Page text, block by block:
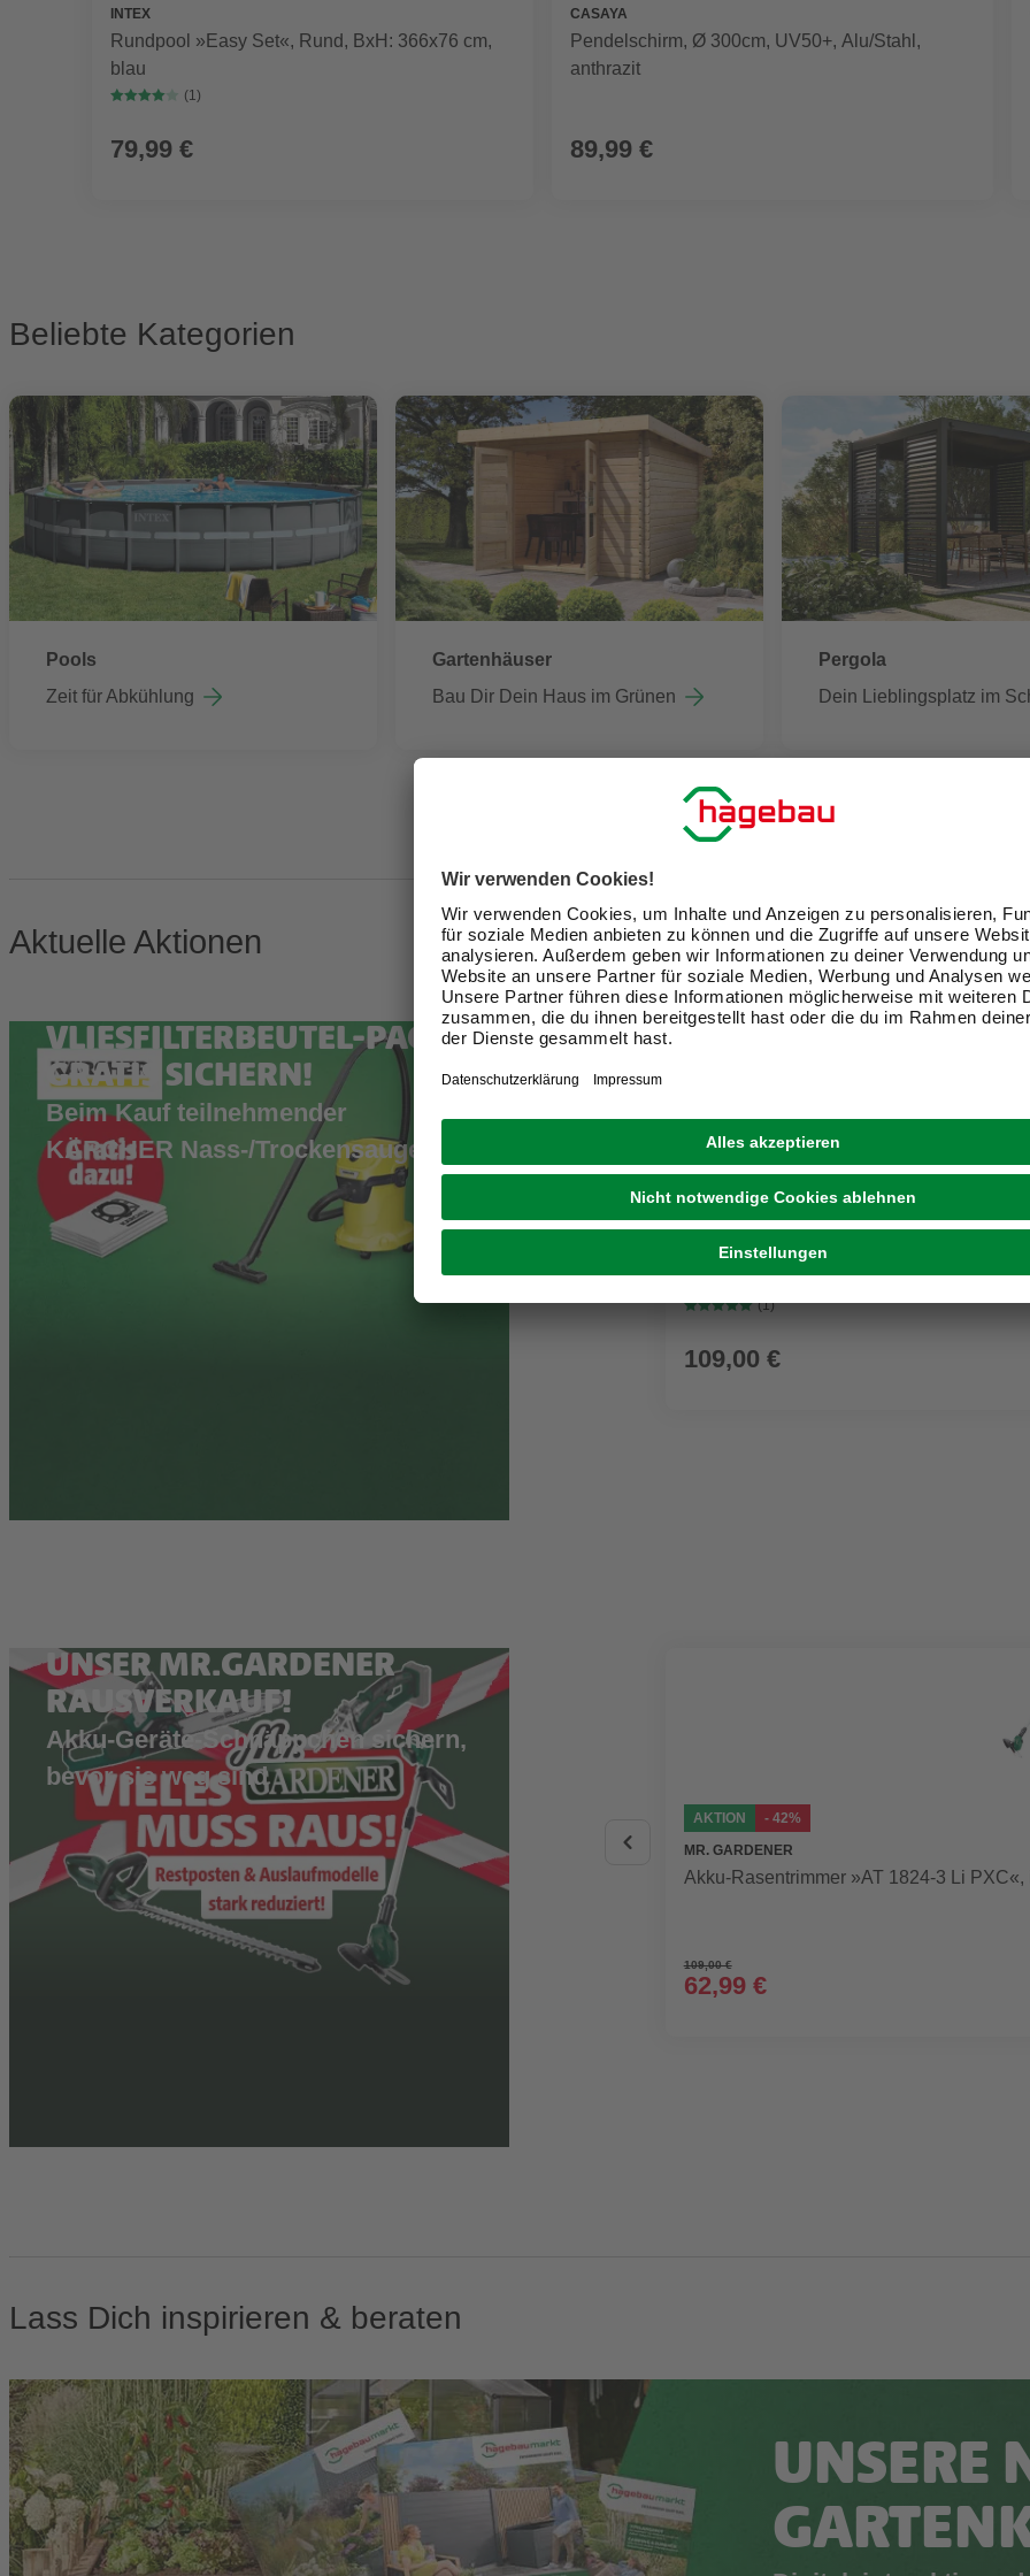
INTEX
Rundpool »Easy Set«, Rund, BxH: 366x76 cm,
blau
(1)
79,99 €
CASAYA
Pendelschirm, Ø 300cm, UV50+, Alu/Stahl,
anthrazit
89,99 €
Beliebte Kategorien
Pools
Zeit für Abkühlung
Gartenhäuser
Bau Dir Dein Haus im Grünen
Pergola
Dein Lieblingsplatz im
Aktuelle Aktionen
VLIESFILTERBEUTEL-PACK
GRATIS SICHERN!
Beim Kauf teilnehmender
KÄRCHER Nass-/Trockensauger
GRATIS ZUGABE
KÄRCHER
Nass-/Trockensauger WD 3 P V-17/4/20
Kunststoffbehälter
(1)
109,00 €
UNSER MR.GARDENER
RAUSVERKAUF!
Akku-Geräte-Schnäppchen sichern,
bevor sie weg sind
AKTION
- 42%
MR. GARDENER
Akku-Rasentrimmer »AT 1824-3 Li PXC«,
109,00 €
62,99 €
Lass Dich inspirieren & beraten
UNSERE